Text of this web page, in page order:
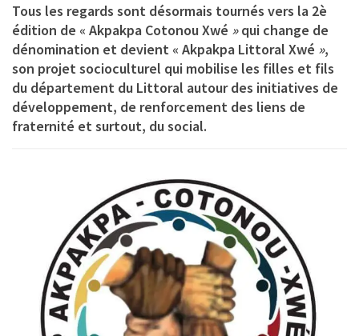
Tous les regards sont désormais tournés vers la 2è
édition de « Akpakpa Cotonou Xwé »qui change de
dénomination et devient « Akpakpa Littoral Xwé »,
son projet socioculturel qui mobilise les filles et fils
du département du Littoral autour des initiatives de
développement, de renforcement des liens de
fraternité et surtout, du social.